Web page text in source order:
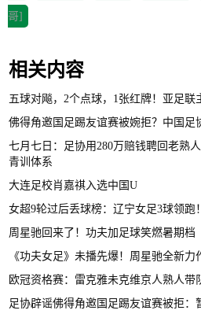
哥]
相关内容
五球对飚，2个点球，1张红牌！亚足
佛得角邀国足踢友谊赛被婉拒？中国足
七月七日：足协用280万赔钱聘回老熟
青训体系
大连足校肖嘉祺入选中国U
女超9轮过后丢球榜：辽宁女足3球领跑
周星驰回来了！功夫加足球笑燃暑期档
《功夫女足》未播先爆！周星驰全新力
欧冠资格赛：雷克雅未克维京人熟人带
足协辟谣佛得角邀国足踢友谊赛被拒：